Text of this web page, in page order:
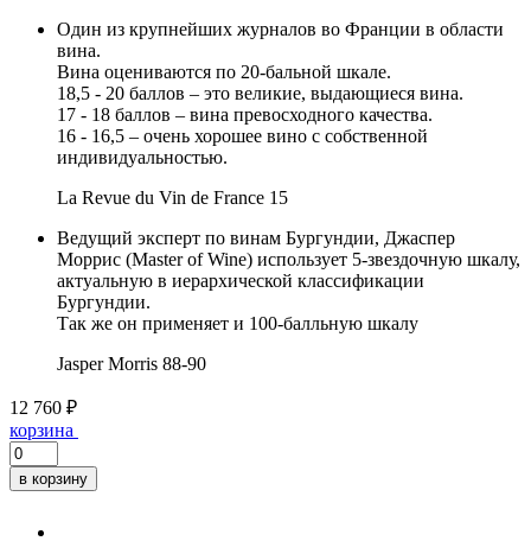
Один из крупнейших журналов во Франции в области
вина.
Вина оцениваются по 20-бальной шкале.
18,5 - 20 баллов – это великие, выдающиеся вина.
17 - 18 баллов – вина превосходного качества.
16 - 16,5 – очень хорошее вино с собственной
индивидуальностью.
La Revue du Vin de France 15
Ведущий эксперт по винам Бургундии, Джаспер
Моррис (Master of Wine) использует 5-звездочную шкалу,
актуальную в иерархической классификации
Бургундии.
Так же он применяет и 100-балльную шкалу
Jasper Morris 88-90
12 760 ₽
корзина
в корзину